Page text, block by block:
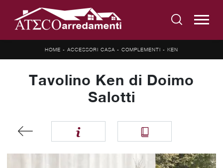
HOME - ACCESSORI CASA - COMPLEMENTI - KEN
Tavolino Ken di Doimo
Salotti